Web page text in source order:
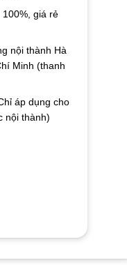
giá rẻ
nội thành Hà
Minh (thanh
áp dụng cho
nội thành)